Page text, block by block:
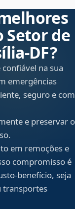
Setor de
na sua
emergências
seguro e com
e preservar o
em remoções e
compromisso é
benefício, seja
transportes